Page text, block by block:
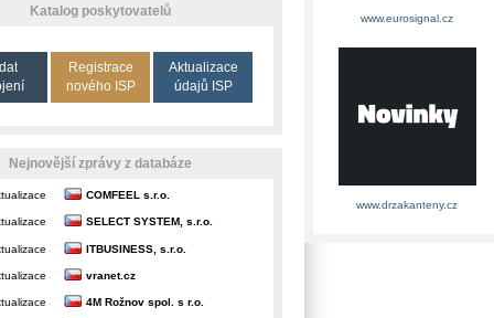
Katalog poskytovatelů
Registrace
nového ISP
Aktualizace
údajů ISP
Nejnovější zprávy z databáze
COMFEEL s.r.o.
SELECT SYSTEM, s.r.o.
ITBUSINESS, s.r.o.
vranet.cz
4M Rožnov spol. s r.o.
www.eurosignal.cz
www.drzakanteny.cz